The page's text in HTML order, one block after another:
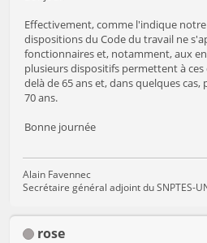
Effectivement, comme l'indique notre
dispositions du Code du travail ne
fonctionnaires et, notamment, aux
plusieurs dispositifs permettent à
delà de 65 ans et, dans quelques
70 ans.
Bonne journée
Alain Favennec
Secrétaire général adjoint du SNPTES-
rose